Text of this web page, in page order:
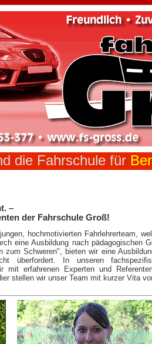
die Fahrschule für
–
der Fahrschule Groß!
hochmotivierten Fahrlehrerteam,
eine Ausbildung nach pädagogischen
zum Schweren", bieten wir eine
überfordert. In unseren
mit erfahrenen Experten und
stellen wir unser Team mit kurzer Vita